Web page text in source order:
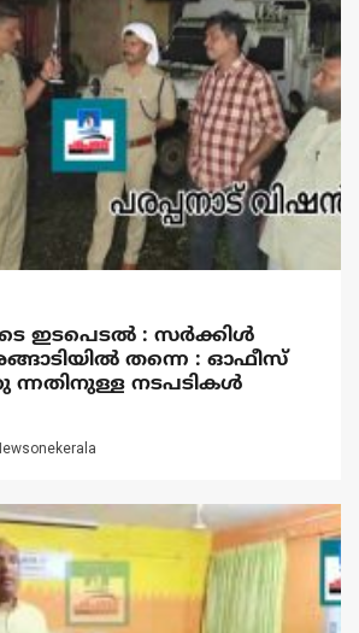
ഇടപെടൽ : സര്‍ക്കിള്‍
തന്നെ : ഓഫീസ്
ന്നതിനുള്ള നടപടികൾ